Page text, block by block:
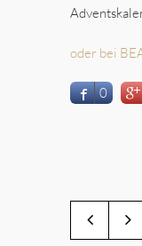
oder bei
0